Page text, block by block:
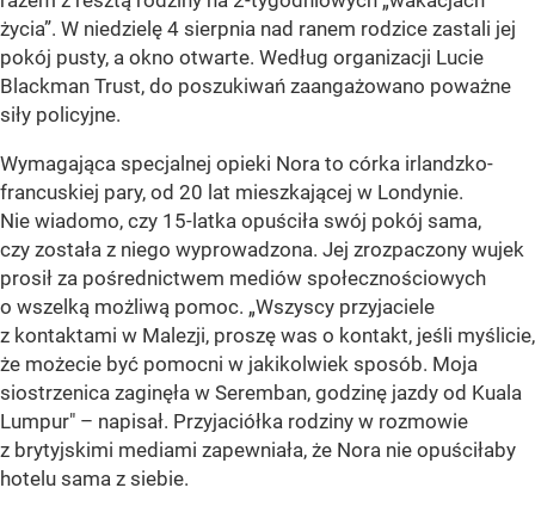
życia”. W niedzielę 4 sierpnia nad ranem rodzice zastali jej
pokój pusty, a okno otwarte. Według organizacji Lucie
Blackman Trust, do poszukiwań zaangażowano poważne
siły policyjne.
Wymagająca specjalnej opieki Nora to córka irlandzko-
francuskiej pary, od 20 lat mieszkającej w Londynie.
Nie wiadomo, czy 15-latka opuściła swój pokój sama,
czy została z niego wyprowadzona. Jej zrozpaczony wujek
prosił za pośrednictwem mediów społecznościowych
o wszelką możliwą pomoc. „Wszyscy przyjaciele
z kontaktami w Malezji, proszę was o kontakt, jeśli myślicie,
że możecie być pomocni w jakikolwiek sposób. Moja
siostrzenica zaginęła w Seremban, godzinę jazdy od Kuala
Lumpur" – napisał. Przyjaciółka rodziny w rozmowie
z brytyjskimi mediami zapewniała, że Nora nie opuściłaby
hotelu sama z siebie.